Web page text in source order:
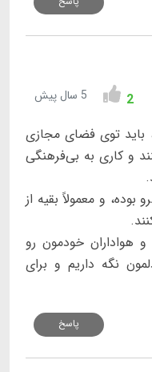
2 5 سال پیش
باید توی فضای مجازی
و کاری به بی‌فرهنگی
و معمولاً بقیه از
هواداران خودمون رو
نگه داریم و برای
پاسخ